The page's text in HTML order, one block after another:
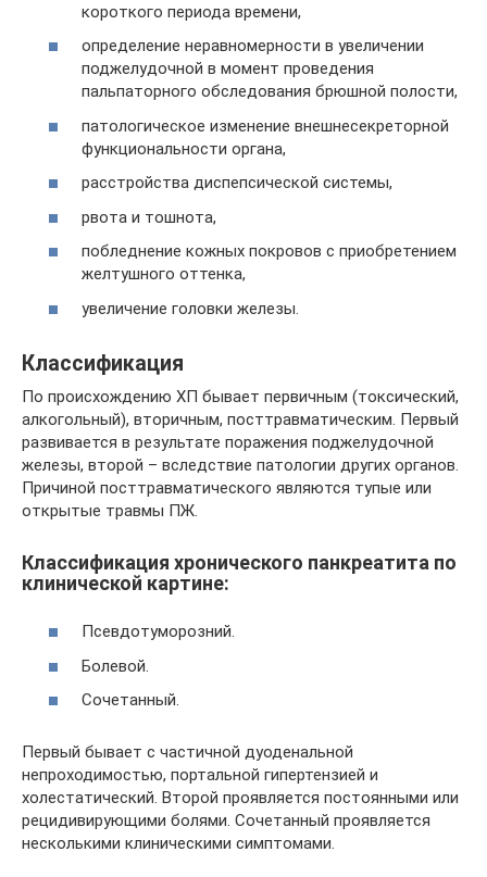
короткого периода времени,
определение неравномерности в увеличении
поджелудочной в момент проведения
пальпаторного обследования брюшной полости,
патологическое изменение внешнесекреторной
функциональности органа,
расстройства диспепсической системы,
рвота и тошнота,
побледнение кожных покровов с приобретением
желтушного оттенка,
увеличение головки железы.
Классификация
По происхождению ХП бывает первичным (токсический,
алкогольный), вторичным, посттравматическим. Первый
развивается в результате поражения поджелудочной
железы, второй – вследствие патологии других органов.
Причиной посттравматического являются тупые или
открытые травмы ПЖ.
Классификация хронического панкреатита по
клинической картине:
Псевдотуморозний.
Болевой.
Сочетанный.
Первый бывает с частичной дуоденальной
непроходимостью, портальной гипертензией и
холестатический. Второй проявляется постоянными или
рецидивирующими болями. Сочетанный проявляется
несколькими клиническими симптомами.